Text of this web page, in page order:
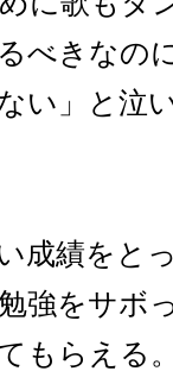
べきなの
い」と泣
成績をと
強をサボ
もらえる